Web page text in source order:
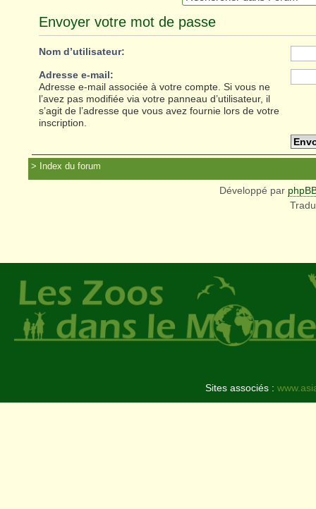
Envoyer votre mot de passe
Nom d’utilisateur:
Adresse e-mail:
Adresse e-mail associée à votre compte. Si vous ne
l’avez pas modifiée via votre panneau d’utilisateur, il
s’agit de l’adresse que vous avez fournie lors de votre
inscription.
Index du forum
Développé par
Sites associés :